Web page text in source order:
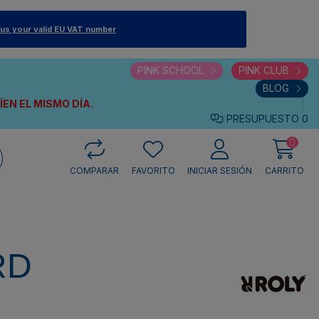
your valid EU VAT number
EL MISMO DÍA.
PINK SCHOOL
PINK CLUB
BLOG
PRESUPUESTO 0
COMPARAR
FAVORITO INICIAR SESIÓN
0
CARRITO